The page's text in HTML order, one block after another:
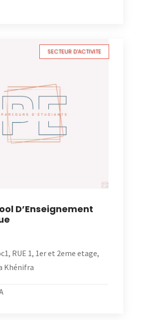
SECTEUR D'ACTIVITE
D’Enseignement
RUE 1, 1er et 2eme etage,
Khénifra